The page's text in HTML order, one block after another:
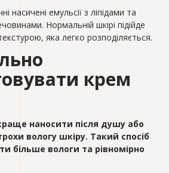
насичені емульсії з ліпідами та
Нормальній шкірі підійде
яка легко розподіляється.
крем
наносити після душу або
вологу шкіру. Такий спосіб
більше вологи та рівномірно